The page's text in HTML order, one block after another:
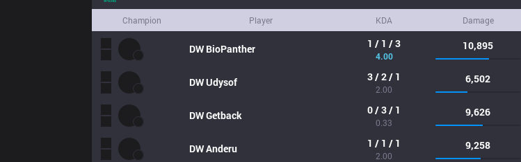
Champion Player KDA Damage
DW BioPanther 1 / 1 / 3
4.00
10,895
DWUdysof 3 / 2 / 1
2.00
6,502
DWGetback 0 / 3 / 1
0.33
9,626
DWAnderu 1 / 1 / 1
2.00
9,258